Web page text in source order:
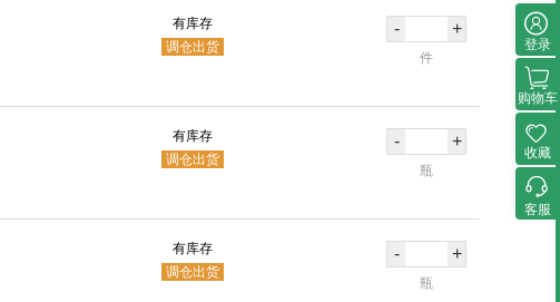
有库存
调仓出货
- +
件
有库存
调仓出货
- +
瓶
有库存
调仓出货
- +
瓶
登录
购物车
收藏
客服